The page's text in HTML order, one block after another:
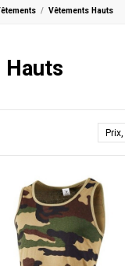
Vêtements Hauts
Hauts